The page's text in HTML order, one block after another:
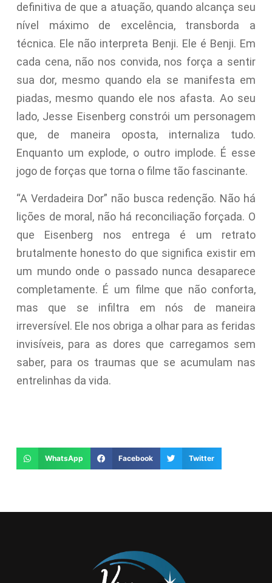
definitiva de que a atuação, quando alcança seu
nível máximo de excelência, transborda a
técnica. Ele não interpreta Benji. Ele é Benji. Em
cada cena, não nos convida, nos força a sentir
sua dor, mesmo quando ela se manifesta em
piadas, mesmo quando ele nos afasta. Ao seu
lado, Jesse Eisenberg constrói um personagem
que, de maneira oposta, internaliza tudo.
Enquanto um explode, o outro implode. É esse
jogo de forças que torna o filme tão fascinante.
“A Verdadeira Dor” não busca redenção. Não há
lições de moral, não há reconciliação forçada. O
que Eisenberg nos entrega é um retrato
brutalmente honesto do que significa existir em
um mundo onde o passado nunca desaparece
completamente. É um filme que não conforta,
mas que se infiltra em nós de maneira
irreversível. Ele nos obriga a olhar para as feridas
invisíveis, para as dores que carregamos sem
saber, para os traumas que se acumulam nas
entrelinhas da vida.
WhatsApp Facebook Twitter